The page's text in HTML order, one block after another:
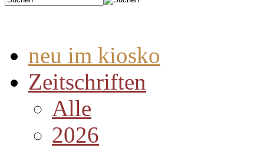
neu im kiosko
Zeitschriften
Alle
2026